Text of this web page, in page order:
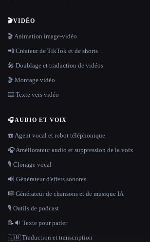
🎬VIDÉO
🎬 Animation image-vidéo
📲 Créateur de TikTok et de shorts
🎤 Doublage et traduction de vidéos
🎬 Montage vidéo
🎞️ Texte vers vidéo
🎧AUDIO ET VOIX
☎️ Agent vocal et robot téléphonique
🎧 Améliorateur audio et suppression de la voix
🎙️ Clonage vocal
🔊 Générateur d'effets sonores
🎼 Générateur de chansons et de musique IA
🎙️ Outils de podcast
📝🔉 Texte pour parler
🇺🇳 Traduction et transcription